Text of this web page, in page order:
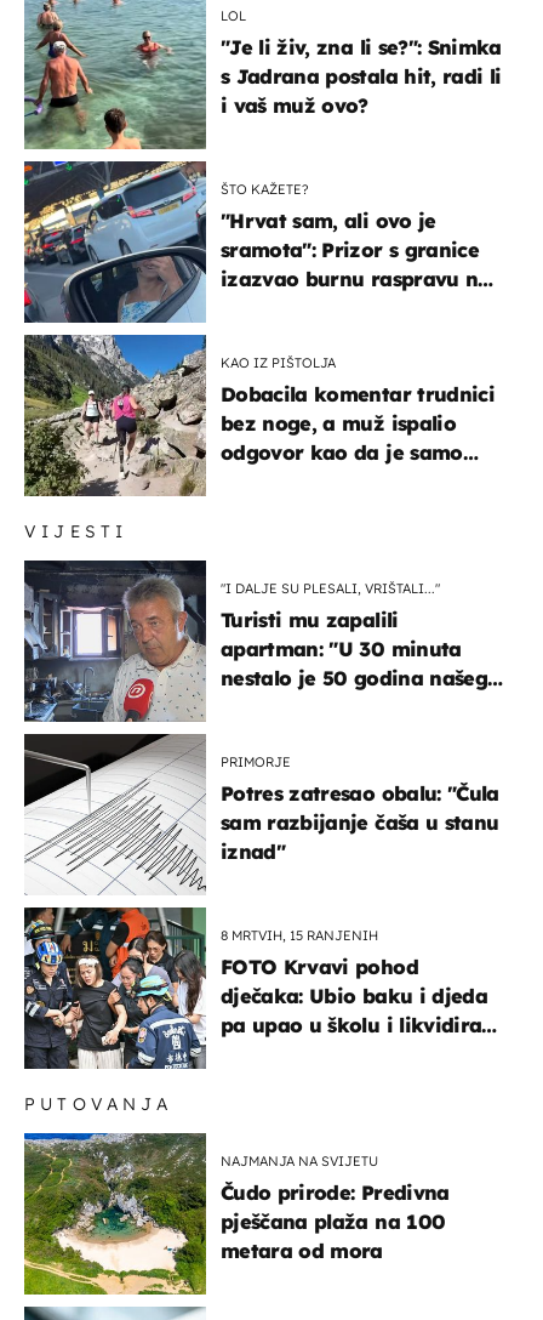
VIJESTI
"I DALJE SU PLESALI, VRIŠTALI..."
Turisti mu zapalili
apartman: "U 30 minuta
nestalo je 50 godina našeg
PRIMORJE
Potres zatresao obalu: "Čula
sam razbijanje čaša u stanu
iznad"
8 MRTVIH, 15 RANJENIH
FOTO Krvavi pohod
dječaka: Ubio baku i djeda
pa upao u školu i likvidirao
LOL
"Je li živ, zna li se?": Snimka
s Jadrana postala hit, radi li
i vaš muž ovo?
ŠTO KAŽETE?
"Hrvat sam, ali ovo je
sramota": Prizor s granice
izazvao burnu raspravu na
KAO IZ PIŠTOLJA
Dobacila komentar trudnici
bez noge, a muž ispalio
odgovor kao da je samo
PUTOVANJA
NAJMANJA NA SVIJETU
Čudo prirode: Predivna
pješčana plaža na 100
metara od mora